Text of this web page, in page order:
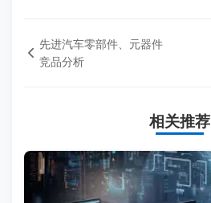
先进汽车零部件、元器件
竞品分析
相关推荐